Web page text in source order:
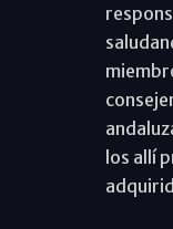
los allí